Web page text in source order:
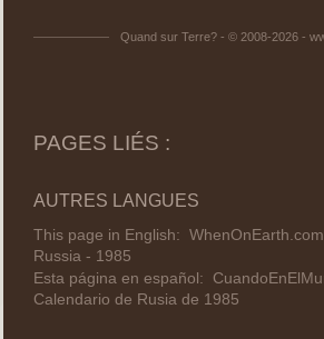
Quand sur Terre? - © 2008-2026 -
PAGES LIÉS :
AUTRES LANGUES
This page in English:
Russia - 1985
Esta página en español:
Calendario de Rusia de 1985